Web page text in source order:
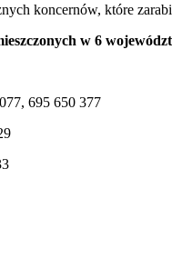
koncernów, które
w 6
695 650 377